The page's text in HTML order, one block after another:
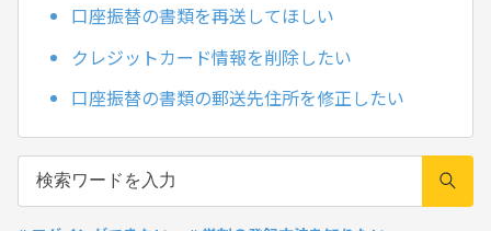
口座振替の書類を再送してほしい
クレジットカード情報を削除したい
口座振替の書類の郵送先住所を修正したい